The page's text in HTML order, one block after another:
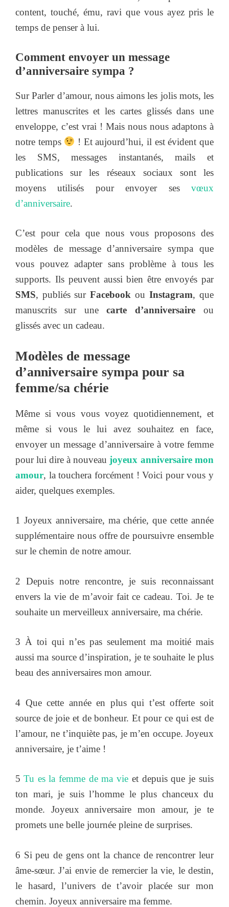
content, touché, ému, ravi que vous ayez pris le
temps de penser à lui.
Comment envoyer un message
d’anniversaire sympa ?
Sur Parler d’amour, nous aimons les jolis mots, les
lettres manuscrites et les cartes glissés dans une
enveloppe, c’est vrai ! Mais nous nous adaptons à
notre temps
! Et aujourd’hui, il est évident que
les SMS, messages instantanés, mails et
publications sur les réseaux sociaux sont les
moyens utilisés pour envoyer ses vœux
d’anniversaire.
C’est pour cela que nous vous proposons des
modèles de message d’anniversaire sympa que
vous pouvez adapter sans problème à tous les
supports. Ils peuvent aussi bien être envoyés par
SMS, publiés sur Facebook ou Instagram, que
manuscrits sur une carte d’anniversaire ou
glissés avec un cadeau.
Modèles de message
d’anniversaire sympa pour sa
femme/sa chérie
Même si vous vous voyez quotidiennement, et
même si vous le lui avez souhaitez en face,
envoyer un message d’anniversaire à votre femme
pour lui dire à nouveau joyeux anniversaire mon
amour, la touchera forcément ! Voici pour vous y
aider, quelques exemples.
1 Joyeux anniversaire, ma chérie, que cette année
supplémentaire nous offre de poursuivre ensemble
sur le chemin de notre amour.
2 Depuis notre rencontre, je suis reconnaissant
envers la vie de m’avoir fait ce cadeau. Toi. Je te
souhaite un merveilleux anniversaire, ma chérie.
3 À toi qui n’es pas seulement ma moitié mais
aussi ma source d’inspiration, je te souhaite le plus
beau des anniversaires mon amour.
4 Que cette année en plus qui t’est offerte soit
source de joie et de bonheur. Et pour ce qui est de
l’amour, ne t’inquiète pas, je m’en occupe. Joyeux
anniversaire, je t’aime !
5 Tu es la femme de ma vie et depuis que je suis
ton mari, je suis l’homme le plus chanceux du
monde. Joyeux anniversaire mon amour, je te
promets une belle journée pleine de surprises.
6 Si peu de gens ont la chance de rencontrer leur
âme-sœur. J’ai envie de remercier la vie, le destin,
le hasard, l’univers de t’avoir placée sur mon
chemin. Joyeux anniversaire ma femme.